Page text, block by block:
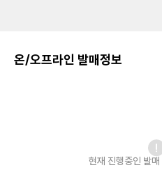
온/오프라인 발매정보
현재 진행중인 발매